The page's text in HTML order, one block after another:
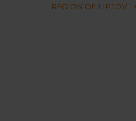
REGION OF LIPTOV